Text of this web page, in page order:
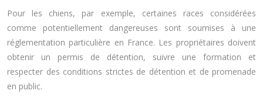
Pour les chiens, par exemple, certaines races considérées
comme potentiellement dangereuses sont soumises à une
réglementation particulière en France. Les propriétaires doivent
obtenir un permis de détention, suivre une formation et
respecter des conditions strictes de détention et de promenade
en public.